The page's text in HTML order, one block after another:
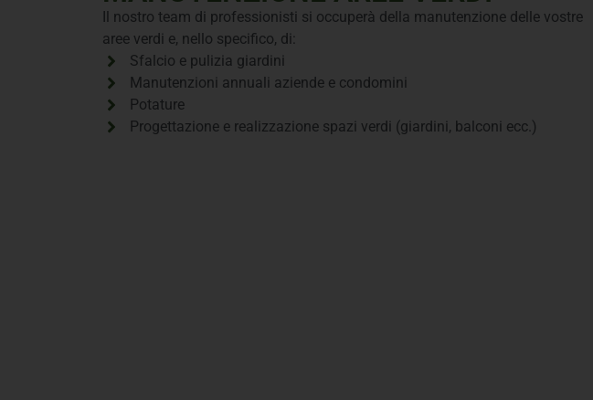
Il nostro team di professionisti si occuperà della manutenzione delle vostre
aree verdi e, nello specifico, di:
Sfalcio e pulizia giardini
Manutenzioni annuali aziende e condomini
Potature
Progettazione e realizzazione spazi verdi (giardini, balconi ecc.)